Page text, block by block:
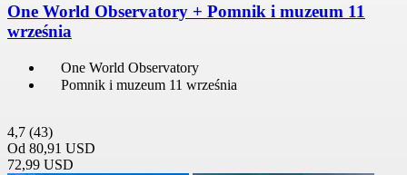
One World Observatory + Pomnik i muzeum 11
września
One World Observatory
Pomnik i muzeum 11 września
4,7 (43)
Od 80,91 USD
72,99 USD